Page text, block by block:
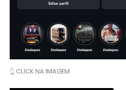
👆 CLICK NA IMAGEM